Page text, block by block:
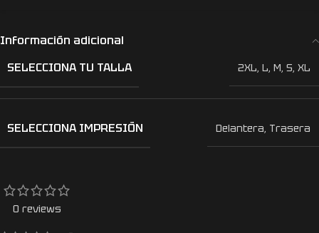
Información adicional
SELECCIONA TU TALLA
2XL, L, M, S, XL
SELECCIONA IMPRESIÓN Delantera, Trasera
0 reviews